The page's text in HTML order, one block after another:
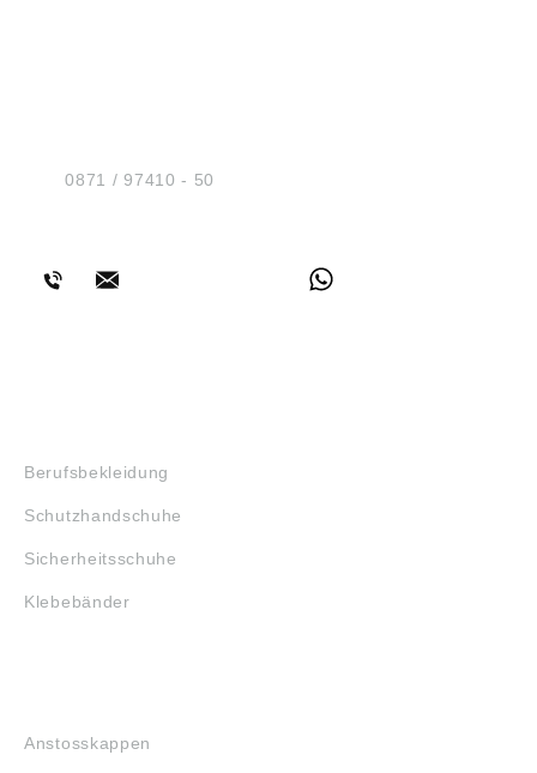
Tel.:0871 / 97410 - 50
Berufsbekleidung
Schutzhandschuhe
Sicherheitsschuhe
Klebebänder
Anstosskappen